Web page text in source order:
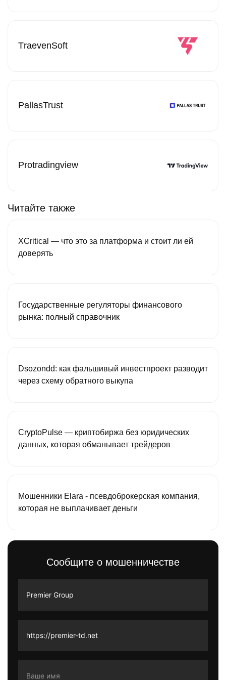
ТraevenSoft
PallasTrust
Protradingview
Читайте также
XCritical — что это за платформа и стоит ли ей
доверять
Государственные регуляторы финансового
рынка: полный справочник
Dsozondd: как фальшивый инвестпроект разводит
через схему обратного выкупа
CryptoPulse — криптобиржа без юридических
данных, которая обманывает трейдеров
Мошенники Elara - псевдоброкерская компания,
которая не выплачивает деньги
Сообщите о мошенничестве